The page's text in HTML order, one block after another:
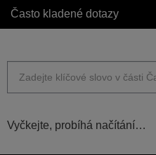
Často kladené dotazy
Vyčkejte, probíhá načítání…